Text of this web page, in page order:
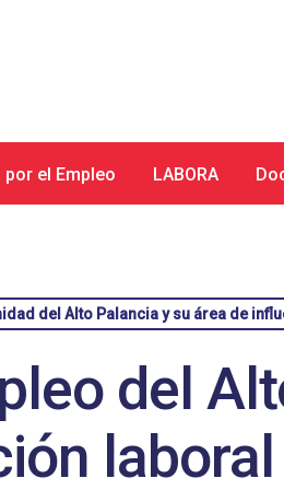
por el Empleo LABORA
del Alto Palancia y su área de
del